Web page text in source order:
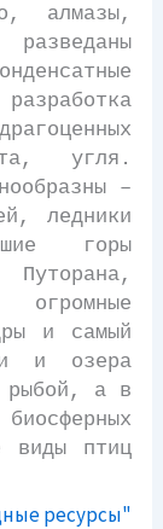
алмазы,
угля.
–
ледники
горы
Путорана,
и самый
и озера
рыбой, а в
виды птиц
ресурсы"